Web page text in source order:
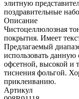
элитную
поздравительные
Описание
Чистоцеллюлозная
покрытия. Имеет
Предлагаемый
использовать
офсетной, высокой и
тиснения фольгой.
приклеиванию.
Артикул